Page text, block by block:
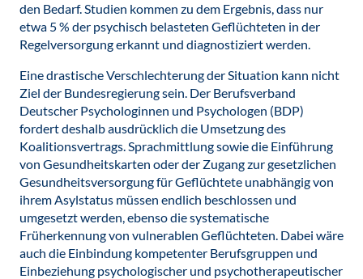
den Bedarf. Studien kommen zu dem Ergebnis, dass nur
etwa 5 % der psychisch belasteten Geflüchteten in der
Regelversorgung erkannt und diagnostiziert werden.
Eine drastische Verschlechterung der Situation kann nicht
Ziel der Bundesregierung sein. Der Berufsverband
Deutscher Psychologinnen und Psychologen (BDP)
fordert deshalb ausdrücklich die Umsetzung des
Koalitionsvertrags. Sprachmittlung sowie die Einführung
von Gesundheitskarten oder der Zugang zur gesetzlichen
Gesundheitsversorgung für Geflüchtete unabhängig von
ihrem Asylstatus müssen endlich beschlossen und
umgesetzt werden, ebenso die systematische
Früherkennung von vulnerablen Geflüchteten. Dabei wäre
auch die Einbindung kompetenter Berufsgruppen und
Einbeziehung psychologischer und psychotherapeutischer